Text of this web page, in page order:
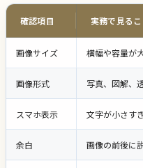
確認項目 実務で見るこ
画像サイズ 横幅や容量が
画像形式 写真、図解、
スマホ表示 文字が小さす
余白 画像の前後に